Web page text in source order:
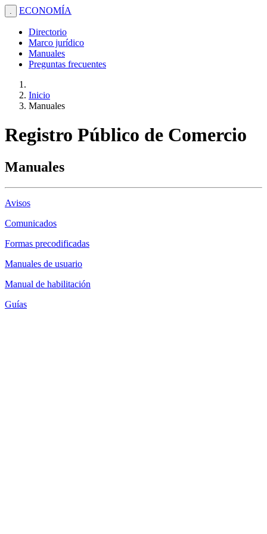
. ECONOMÍA
Directorio
Marco jurídico
Manuales
Preguntas frecuentes
Inicio
Manuales
Registro Público de Comercio
Manuales
Avisos
Comunicados
Formas precodificadas
Manuales de usuario
Manual de habilitación
Guías